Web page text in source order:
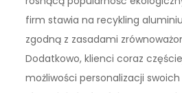
firm stawia na recykling
zgodną z zasadami
Dodatkowo, klienci coraz
możliwości personalizacji